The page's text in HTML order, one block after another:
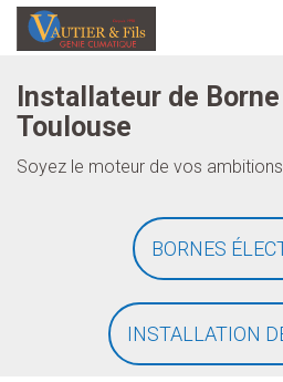
Installateur de
Toulouse
Soyez le moteur de vos ambitions
BORNES
INSTALLATION